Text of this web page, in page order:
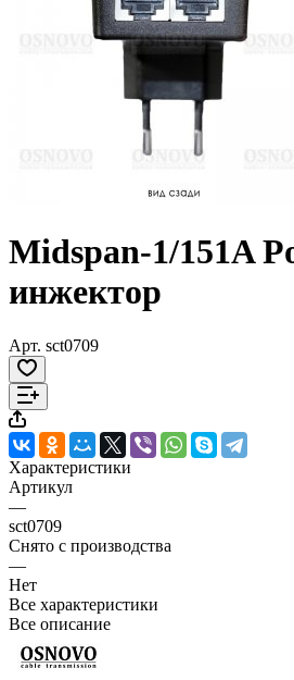
Midspan-1/151A
инжектор
Арт. sct0709
Характеристики
Артикул
—
sct0709
Снято с производства
—
Нет
Все характеристики
Все описание